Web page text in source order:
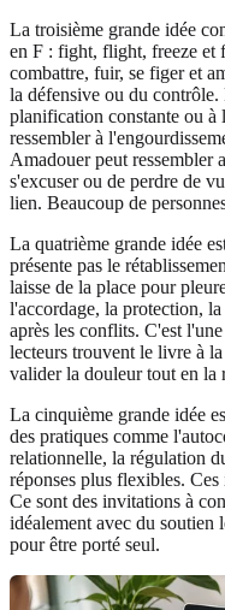
La troisième grande idée
en F : fight, flight, freeze et
combattre, fuir, se figer et
la défensive ou du contrôle.
planification constante ou
ressembler à
Amadouer peut ressembler
s'excuser ou de perdre de
lien. Beaucoup de
La quatrième grande idée
présente pas le
laisse de la place pour
l'accordage, la protection,
après les conflits. C'est
lecteurs trouvent le livre à
valider la douleur tout en la
La cinquième grande idée
des pratiques comme
relationnelle, la régulation
réponses plus flexibles. Ces
Ce sont des invitations à
idéalement avec du soutien
pour être porté seul.